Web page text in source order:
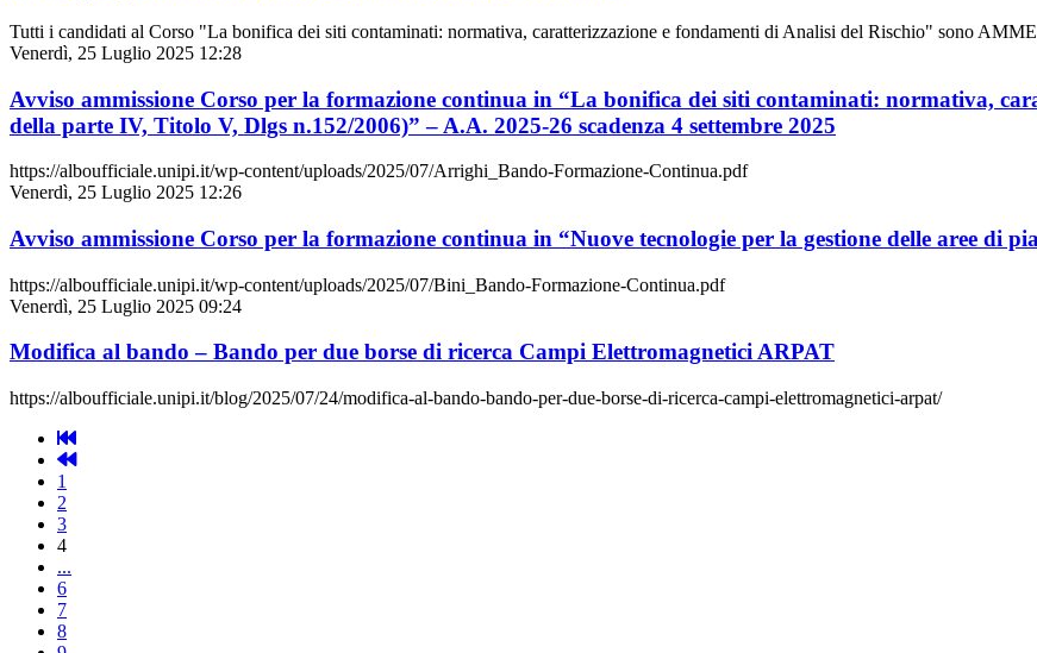
Tutti i candidati al Corso "La bonifica dei siti contaminati: normativa, caratterizzazione e fondamenti di Analisi del Rischio" sono
Venerdì, 25 Luglio 2025 12:28
Avviso ammissione Corso per la formazione continua in “La bonifica dei siti contaminati: normativa,
della parte IV, Titolo V, Dlgs n.152/2006)” – A.A. 2025-26 scadenza 4 settembre 2025
https://alboufficiale.unipi.it/wp-content/uploads/2025/07/Arrighi_Bando-Formazione-Continua.pdf
Venerdì, 25 Luglio 2025 12:26
Avviso ammissione Corso per la formazione continua in “Nuove tecnologie per la gestione delle aree di
https://alboufficiale.unipi.it/wp-content/uploads/2025/07/Bini_Bando-Formazione-Continua.pdf
Venerdì, 25 Luglio 2025 09:24
Modifica al bando – Bando per due borse di ricerca Campi Elettromagnetici ARPAT
https://alboufficiale.unipi.it/blog/2025/07/24/modifica-al-bando-bando-per-due-borse-di-ricerca-campi-elettromagnetici-arpat/
1
2
3
4
...
6
7
8